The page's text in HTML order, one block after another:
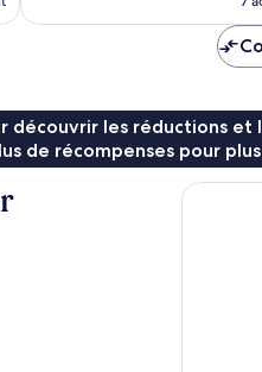
découvrir les réductions et
de récompenses pour plus